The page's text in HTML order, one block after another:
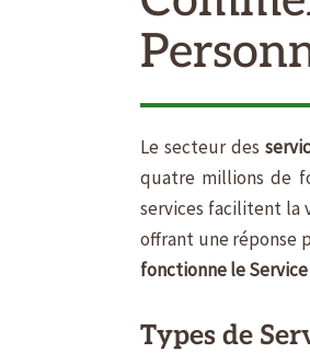
Le secteur des
quatre millions de
services facilitent la
offrant une réponse
fonctionne le Service
Types de